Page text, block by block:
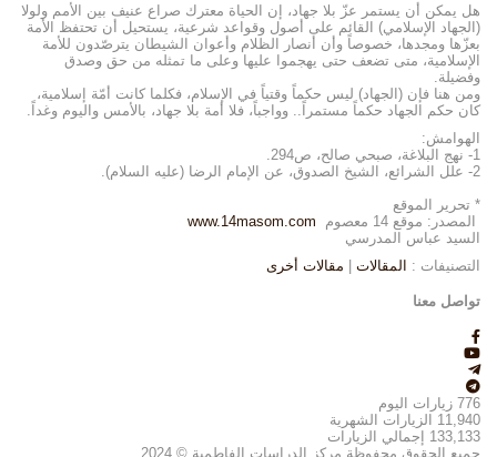
هل يمكن أن يستمر عزّ بلا جهاد، إن الحياة معترك صراع عنيف بين الأمم ولولا
(الجهاد الإسلامي) القائم على أصول وقواعد شرعية، يستحيل أن تحتفظ الأمة
بعزّها ومجدها، خصوصاً وأن أنصار الظلام وأعوان الشيطان يترصّدون للأمة
الإسلامية، متى تضعف حتى يهجموا عليها وعلى ما تمثله من حق وصدق
وفضيلة.
ومن هنا فإن (الجهاد) ليس حكماً وقتياً في الإسلام، فكلما كانت أمّة إسلامية،
كان حكم الجهاد حكماً مستمراً.. وواجباً، فلا أمة بلا جهاد، بالأمس واليوم وغداً.
الهوامش:
1- نهج البلاغة، صبحي صالح، ص294.
2- علل الشرائع، الشيخ الصدوق، عن الإمام الرضا (عليه السلام).
* تحرير الموقع
المصدر: موقع 14 معصوم
www.14masom.com
السيد عباس المدرسي
التصنيفات : المقالات مقالات أخرى
تواصل معنا
776 زيارات اليوم
11,940
الزيارات الشهرية
133,133
إجمالي الزيارات
جميع الحقوق محفوظة مركز الدراسات الفاطمية © 2024